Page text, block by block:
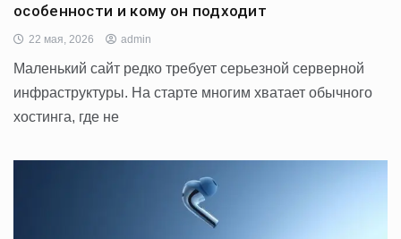
особенности и кому он подходит
22 мая, 2026 admin
Маленький сайт редко требует серьезной серверной
инфраструктуры. На старте многим хватает обычного
хостинга, где не